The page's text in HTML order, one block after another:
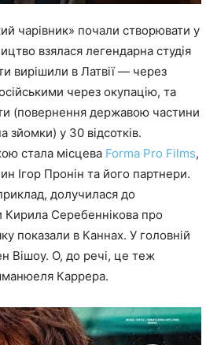
чарівник» почали створювати у
взялася легендарна студія
вирішили в Латвії — через
через окупацію, та
(повернення державою частини
зйомки) у 30 відсотків.
стала місцева Forma Pro Films,
Ігор Пронін та його партнери.
долучилася до
Кирила Серебеннікова про
показали в Каннах. У головній
Вішоу. О, до речі, це теж
Каррера.